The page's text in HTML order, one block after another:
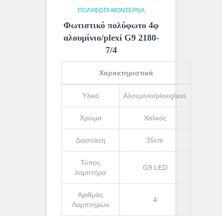
ΠΟΛΎΦΩΤΑ ΜΟΝΤΈΡΝΑ
Φωτιστικό πολύφωτο 4φ
αλουμίνιο/plexi G9 2180-
7/4
Χαρακτηριστικά
Υλικό Αλουμίνιο/plexiglass
Χρώμα Χαλκός
Διαστάση 35cm
Τύπος
λαμπτήρα
G9 LED
Αριθμός
Λαμπτήρων
4